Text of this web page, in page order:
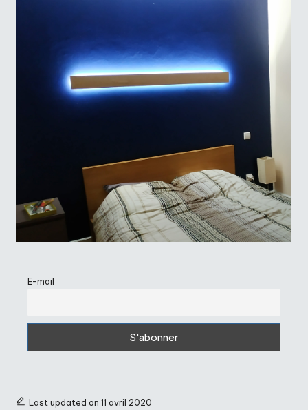
E-mail
Last updated on 11 avril 2020